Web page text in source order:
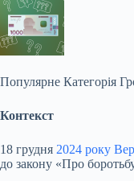
Популярне Категорія
Контекст
18 грудня 2024 року
до закону «Про